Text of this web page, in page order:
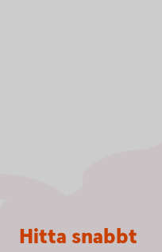
Sidfot
Hitta snabbt